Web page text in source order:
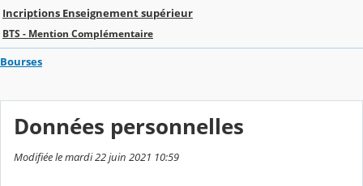
Incriptions Enseignement supérieur
BTS - Mention Complémentaire
Bourses
Données personnelles
Modifiée le mardi 22 juin 2021 10:59